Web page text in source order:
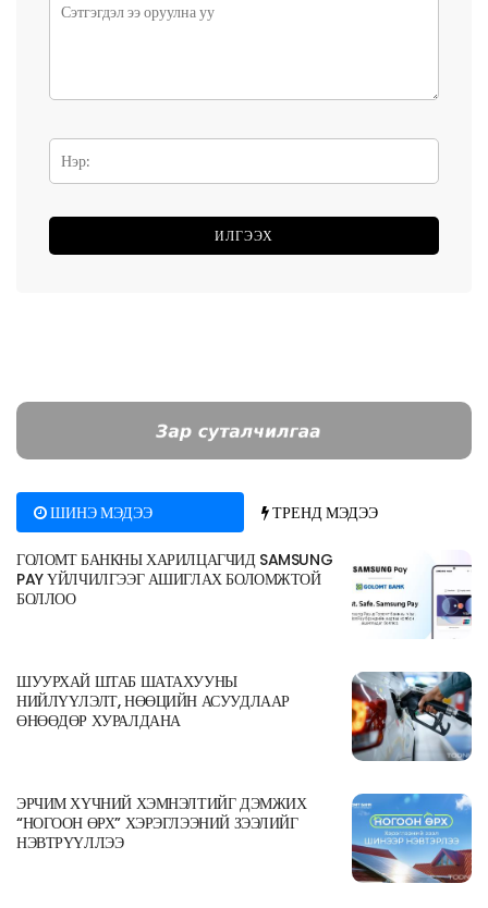
ШИНЭ МЭДЭЭ ТРЕНД МЭДЭЭ
ГОЛОМТ БАНКНЫ ХАРИЛЦАГЧИД SAMSUNG
PAY ҮЙЛЧИЛГЭЭГ АШИГЛАХ БОЛОМЖТОЙ
БОЛЛОО
ШУУРХАЙ ШТАБ ШАТАХУУНЫ
НИЙЛҮҮЛЭЛТ, НӨӨЦИЙН АСУУДЛААР
ӨНӨӨДӨР ХУРАЛДАНА
ЭРЧИМ ХҮЧНИЙ ХЭМНЭЛТИЙГ ДЭМЖИХ
“НОГООН ӨРХ” ХЭРЭГЛЭЭНИЙ ЗЭЭЛИЙГ
НЭВТРҮҮЛЛЭЭ